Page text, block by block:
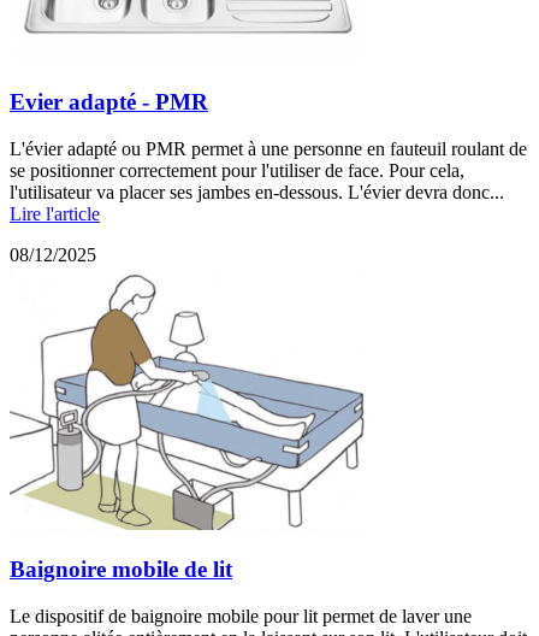
Evier adapté - PMR
L'évier adapté ou PMR permet à une personne en fauteuil roulant de
se positionner correctement pour l'utiliser de face. Pour cela,
l'utilisateur va placer ses jambes en-dessous. L'évier devra donc...
Lire l'article
08/12/2025
Baignoire mobile de lit
Le dispositif de baignoire mobile pour lit permet de laver une